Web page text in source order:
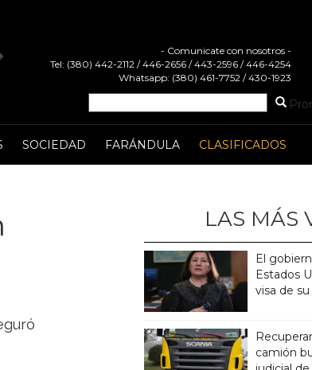
- Comunicate con nosotros -
Tel: (380) 442-2112 / 446-2656 / 443-2596 / 446-4254
Whatsapp: (380) 461-7752 / 430-1923
SOCIEDAD FARÁNDULA CLASIFICADOS
LAS MÁS
El
Estados
visa de
camión